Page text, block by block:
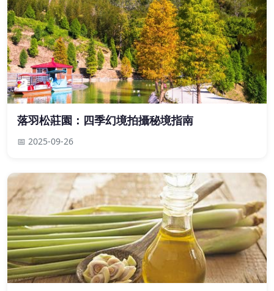
落羽松莊園：四季幻境拍攝秘境指南
📅 2025-09-26